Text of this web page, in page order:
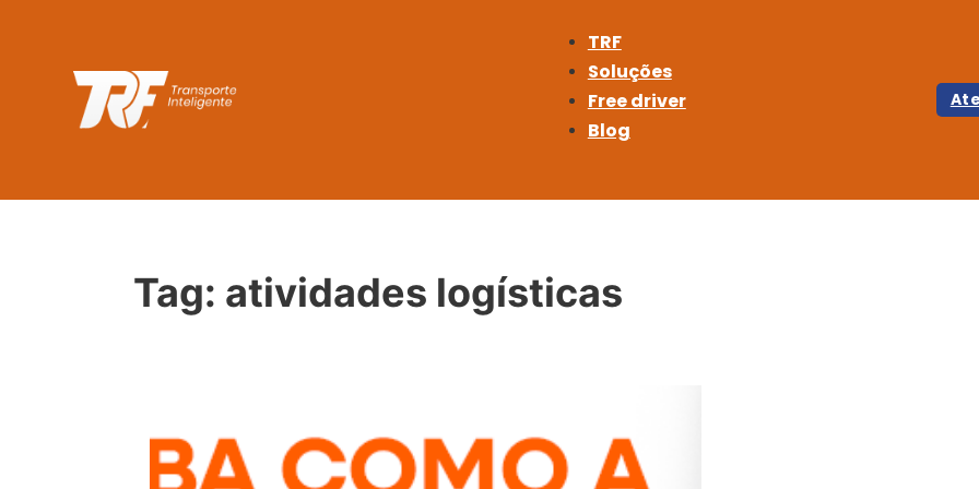
TRF
Soluções
Free driver
Blog
Tag: atividades logísticas